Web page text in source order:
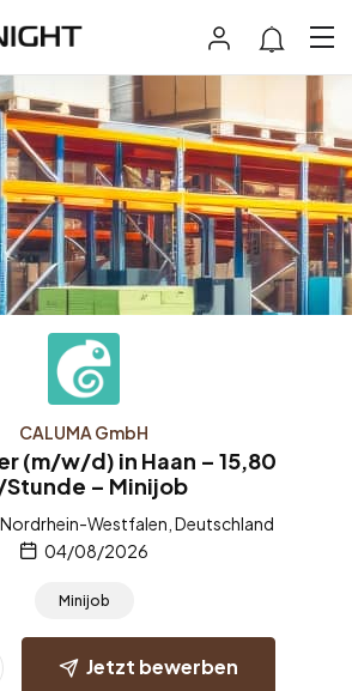
CALUMA GmbH
(m/w/d) in Haan – 15,80
– Minijob
Westfalen, Deutschland
04/08/2026
Minijob
Jetzt bewerben